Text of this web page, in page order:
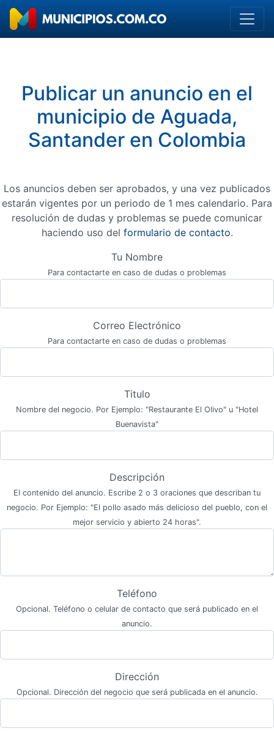
Publicar un anuncio en el
municipio de Aguada,
Santander en Colombia
Los anuncios deben ser aprobados, y una vez publicados
estarán vigentes por un periodo de 1 mes calendario. Para
resolución de dudas y problemas se puede comunicar
haciendo uso del formulario de contacto.
Tu Nombre
Para contactarte en caso de dudas o problemas
Correo Electrónico
Para contactarte en caso de dudas o problemas
Titulo
Nombre del negocio. Por Ejemplo: "Restaurante El Olivo" u "Hotel
Buenavista"
Descripción
El contenido del anuncio. Escribe 2 o 3 oraciones que describan tu
negocio. Por Ejemplo: "El pollo asado más delicioso del pueblo, con el
mejor servicio y abierto 24 horas".
Teléfono
Opcional. Teléfono o celular de contacto que será publicado en el
anuncio.
Dirección
Opcional. Dirección del negocio que será publicada en el anuncio.